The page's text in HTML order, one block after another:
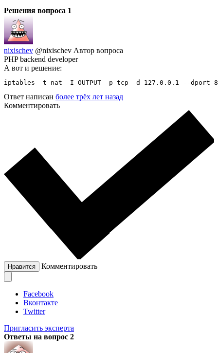
Решения вопроса 1
nixischev @nixischev Автор вопроса
PHP backend developer
А вот и решение:
iptables -t nat -I OUTPUT -p tcp -d 127.0.0.1 --dport
Ответ написан более трёх лет назад
Комментировать
Нравится Комментировать
Facebook
Вконтакте
Twitter
Пригласить эксперта
Ответы на вопрос 2